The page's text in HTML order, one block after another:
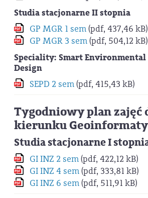
Studia stacjonarne II stopnia
GP MGR 1 sem(pdf, 437,46 kB)
GP MGR 3 sem(pdf, 504,12 kB)
Speciality: Smart
Design
SEPD 2 sem(pdf, 415,43 kB)
Tygodniowy plan zajęć
kierunku
Studia stacjonarne I
GI INZ 2 sem(pdf, 422,12 kB)
GI INZ 4 sem(pdf, 333,81 kB)
GI INZ 6 sem(pdf, 511,91 kB)